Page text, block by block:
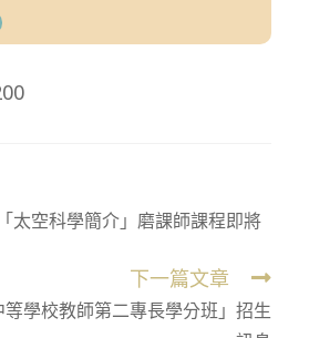
太空科學簡介」磨課師課程即將
下一篇文章
學校教師第二專長學分班」招生